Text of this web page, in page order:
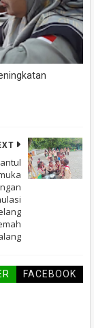
FACEBOOK